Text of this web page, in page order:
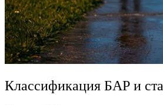
Классификация БАР и